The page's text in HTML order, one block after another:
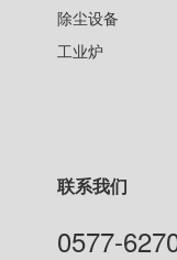
除尘设备
工业炉
联系我们
0577-